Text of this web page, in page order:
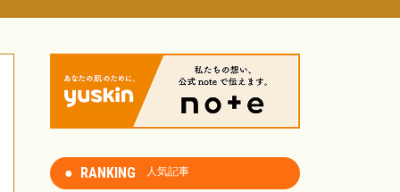
RANKING 人気記事